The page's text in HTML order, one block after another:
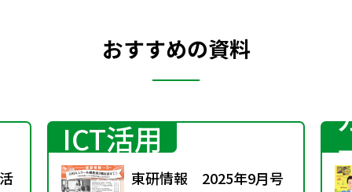
おすすめの資料
ICT活用
東研情報 2025年9月号